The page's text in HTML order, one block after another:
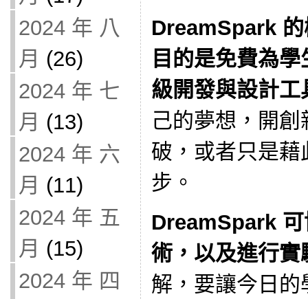
2024 年 八
月 (26)
2024 年 七
月 (13)
2024 年 六
月 (11)
2024 年 五
月 (15)
2024 年 四
DreamSpark
目的是免費為
級開發與設計工
己的夢想，開
破，或者只是
步。
DreamSpark
術，以及進行實
解，要讓今日